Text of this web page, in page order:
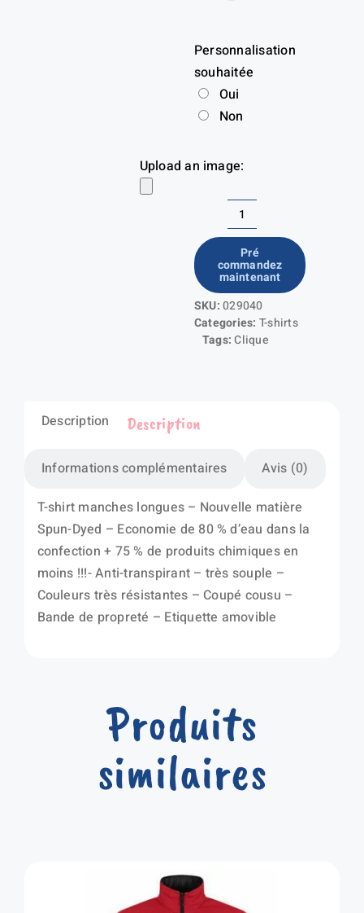
Personnalisation
souhaitée
Oui
Non
Upload an image:
quantité
de
Basic
Active-
T
LS
Pré
commandez
maintenant
SKU:029040
Categories: T-shirts
Tags:Clique
Description
Informations complémentaires Avis (0)
Description
T-shirt manches longues – Nouvelle matière
Spun-Dyed – Economie de 80 % d’eau dans la
confection + 75 % de produits chimiques en
moins !!!- Anti-transpirant – très souple –
Couleurs très résistantes – Coupé cousu –
Bande de propreté – Etiquette amovible
Produits
similaires